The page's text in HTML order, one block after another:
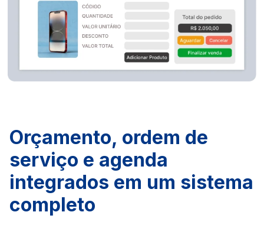
Orçamento, ordem de
serviço e agenda
integrados em um sistema
completo